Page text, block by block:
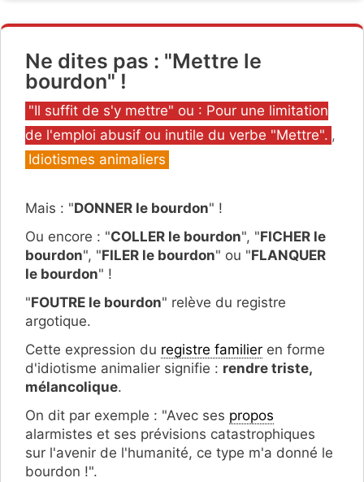
Ne dites pas : "Mettre le
bourdon" !
Catégories
"Il suffit de s'y mettre" ou : Pour une limitation
de l'emploi abusif ou inutile du verbe "Mettre". ,
Idiotismes animaliers
Mais : "DONNER le bourdon" !
Ou encore : "COLLER le bourdon", "FICHER le
bourdon", "FILER le bourdon" ou "FLANQUER
le bourdon" !
"FOUTRE le bourdon" relève du registre
argotique.
Cette expression du registre familier en forme
d'idiotisme animalier signifie : rendre triste,
mélancolique.
On dit par exemple : "Avec ses propos
alarmistes et ses prévisions catastrophiques
sur l'avenir de l'humanité, ce type m'a donné le
bourdon !".